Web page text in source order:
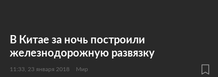
В Китае за ночь построили
железнодорожную развязку
11:33, 23 января 2018 Мир